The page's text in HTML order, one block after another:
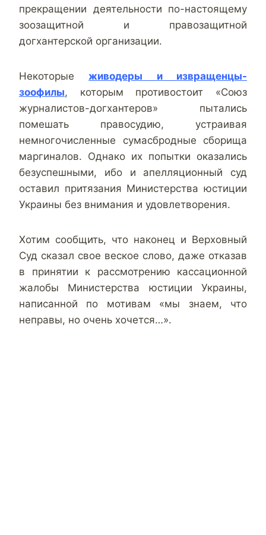
прекращении деятельности по-настоящему
зоозащитной и правозащитной
догхантерской организации.
Некоторыеживодеры и извращенцы-
зоофилы, которым противостоит «Союз
журналистов-догхантеров» пытались
помешать правосудию, устраивая
немногочисленные сумасбродные сборища
маргиналов. Однако их попытки оказались
безуспешными, ибо и апелляционный суд
оставил притязания Министерства юстиции
Украины без внимания и удовлетворения.
Хотим сообщить, что наконец и Верховный
Суд сказал свое веское слово, даже отказав
в принятии к рассмотрению кассационной
жалобы Министерства юстиции Украины,
написанной по мотивам «мы знаем, что
неправы, но очень хочется…».